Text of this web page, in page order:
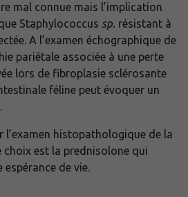
mal connue mais l’implication
Staphylococcus sp. résistant à
A l’examen échographique de
pariétale associée à une perte
lors de fibroplasie sclérosante
féline peut évoquer un
l’examen histopathologique de la
choix est la prednisolone qui
de vie.